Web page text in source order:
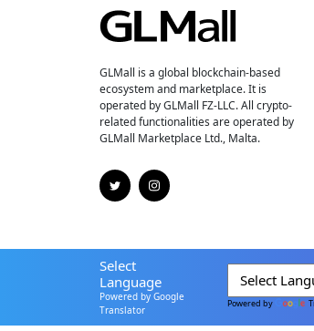
GLMall is a global blockchain-based
ecosystem and marketplace. It is
operated by GLMall FZ-LLC. All crypto-
related functionalities are operated by
GLMall Marketplace Ltd., Malta.
Select
Language
Powered by Google
Translator
Powered by